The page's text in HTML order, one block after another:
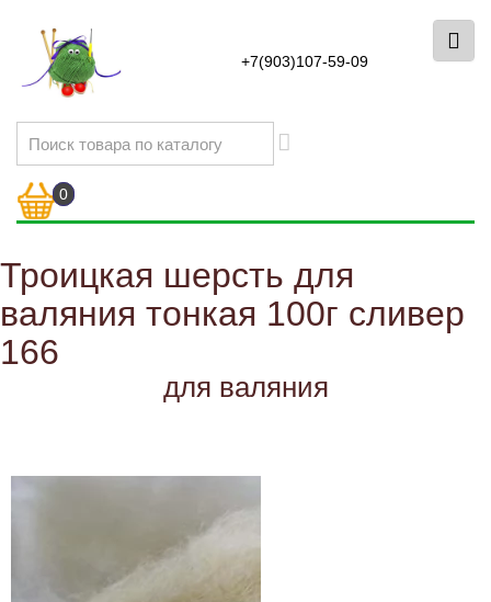
+7(903)107-59-09
0
Троицкая шерсть для
валяния тонкая 100г сливер
166
для валяния